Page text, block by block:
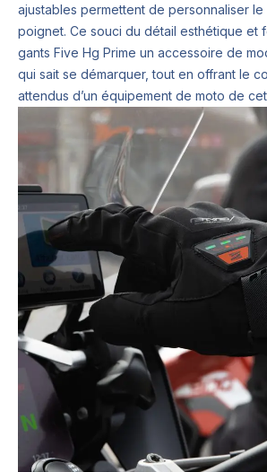
ajustables permettent de personnaliser le
poignet. Ce souci du détail esthétique et
gants Five Hg Prime un accessoire de
qui sait se démarquer, tout en offrant le
attendus d’un équipement de moto de